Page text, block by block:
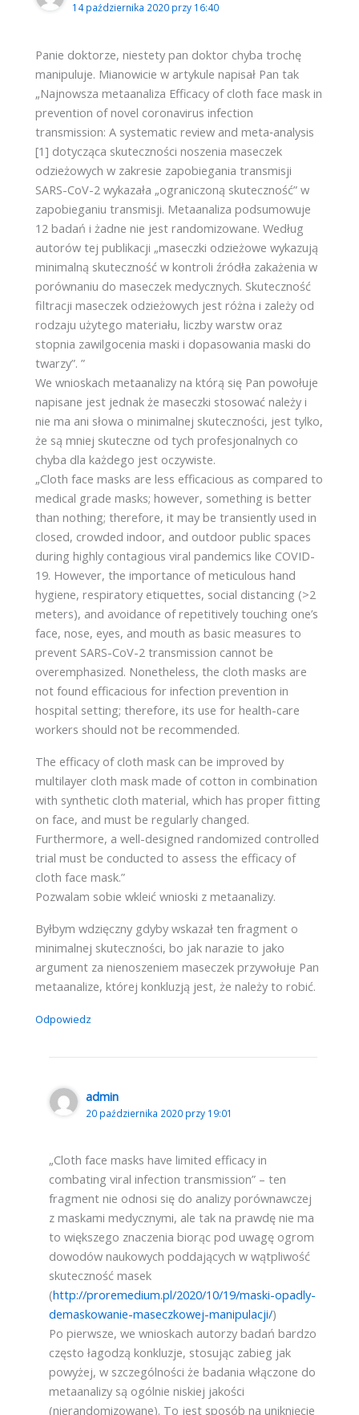
14 października 2020 przy 16:40
Panie doktorze, niestety pan doktor chyba trochę
manipuluje. Mianowicie w artykule napisał Pan tak
„Najnowsza metaanaliza Efficacy of cloth face mask in
prevention of novel coronavirus infection
transmission: A systematic review and meta‑analysis
[1] dotycząca skuteczności noszenia maseczek
odzieżowych w zakresie zapobiegania transmisji
SARS-CoV-2 wykazała „ograniczoną skuteczność” w
zapobieganiu transmisji. Metaanaliza podsumowuje
12 badań i żadne nie jest randomizowane. Według
autorów tej publikacji „maseczki odzieżowe wykazują
minimalną skuteczność w kontroli źródła zakażenia w
porównaniu do maseczek medycznych. Skuteczność
filtracji maseczek odzieżowych jest różna i zależy od
rodzaju użytego materiału, liczby warstw oraz
stopnia zawilgocenia maski i dopasowania maski do
twarzy”. ”
We wnioskach metaanalizy na którą się Pan powołuje
napisane jest jednak że maseczki stosować należy i
nie ma ani słowa o minimalnej skuteczności, jest tylko,
że są mniej skuteczne od tych profesjonalnych co
chyba dla każdego jest oczywiste.
„Cloth face masks are less efficacious as compared to
medical grade masks; however, something is better
than nothing; therefore, it may be transiently used in
closed, crowded indoor, and outdoor public spaces
during highly contagious viral pandemics like COVID-
19. However, the importance of meticulous hand
hygiene, respiratory etiquettes, social distancing (>2
meters), and avoidance of repetitively touching one’s
face, nose, eyes, and mouth as basic measures to
prevent SARS-CoV-2 transmission cannot be
overemphasized. Nonetheless, the cloth masks are
not found efficacious for infection prevention in
hospital setting; therefore, its use for health-care
workers should not be recommended.
The efficacy of cloth mask can be improved by
multilayer cloth mask made of cotton in combination
with synthetic cloth material, which has proper fitting
on face, and must be regularly changed.
Furthermore, a well-designed randomized controlled
trial must be conducted to assess the efficacy of
cloth face mask.”
Pozwalam sobie wkleić wnioski z metaanalizy.
Byłbym wdzięczny gdyby wskazał ten fragment o
minimalnej skuteczności, bo jak narazie to jako
argument za nienoszeniem maseczek przywołuje Pan
metaanalize, której konkluzją jest, że należy to robić.
Odpowiedz
admin
20 października 2020 przy 19:01
„Cloth face masks have limited efficacy in
combating viral infection transmission” – ten
fragment nie odnosi się do analizy porównawczej
z maskami medycznymi, ale tak na prawdę nie ma
to większego znaczenia biorąc pod uwagę ogrom
dowodów naukowych poddających w wątpliwość
skuteczność masek
(http://proremedium.pl/2020/10/19/maski-opadly-
demaskowanie-maseczkowej-manipulacji/)
Po pierwsze, we wnioskach autorzy badań bardzo
często łagodzą konkluzje, stosując zabieg jak
powyżej, w szczególności że badania włączone do
metaanalizy są ogólnie niskiej jakości
(nierandomizowane). To jest sposób na uniknięcie